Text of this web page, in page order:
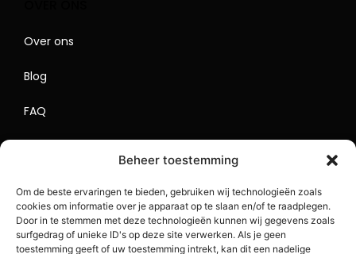
Beheer toestemming
Om de beste ervaringen te bieden, gebruiken wij technologieën zoals
cookies om informatie over je apparaat op te slaan en/of te raadplegen.
Door in te stemmen met deze technologieën kunnen wij gegevens zoals
surfgedrag of unieke ID's op deze site verwerken. Als je geen
toestemming geeft of uw toestemming intrekt, kan dit een nadelige
Over ons
Blog
FAQ
Lokaal Adverteren
Sitemap